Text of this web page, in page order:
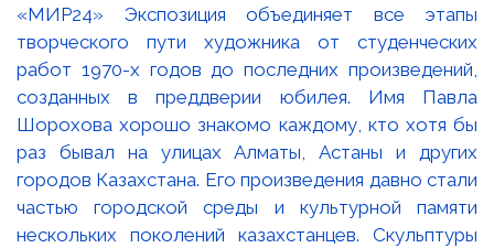
«МИР24» Экспозиция объединяет все этапы
творческого пути художника от студенческих
работ 1970-х годов до последних произведений,
созданных в преддверии юбилея. Имя Павла
Шорохова хорошо знакомо каждому, кто хотя бы
раз бывал на улицах Алматы, Астаны и других
городов Казахстана. Его произведения давно стали
частью городской среды и культурной памяти
нескольких поколений казахстанцев. Скульптуры